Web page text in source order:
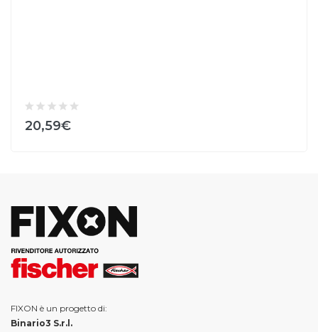
20,59€
FIXON è un progetto di:
Binario3 S.r.l.